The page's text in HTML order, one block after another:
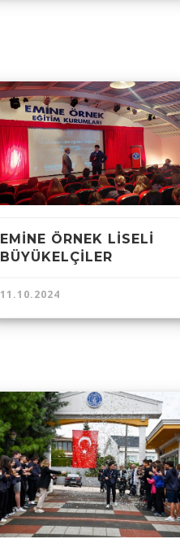
EMİNE ÖRNEK LİSELİ
BÜYÜKELÇİLER
11.10.2024